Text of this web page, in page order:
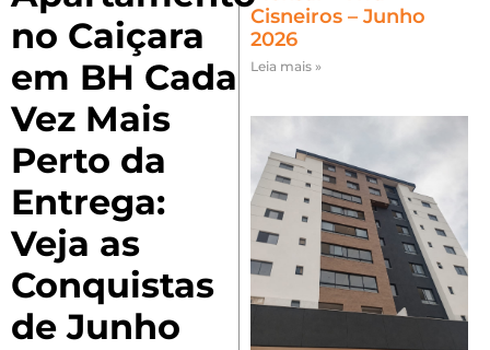
no Caiçara
em BH Cada
Vez Mais
Perto da
Entrega:
Veja as
Conquistas
de Junho
Cisneiros – Junho
2026
Leia mais »